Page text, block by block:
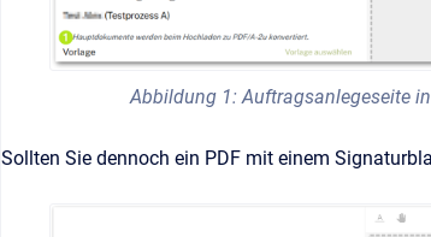
Abbildung 1: Auftragsanlegeseite
Sollten Sie dennoch ein PDF mit einem